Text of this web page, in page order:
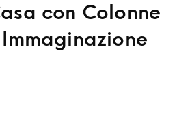
con Colonne